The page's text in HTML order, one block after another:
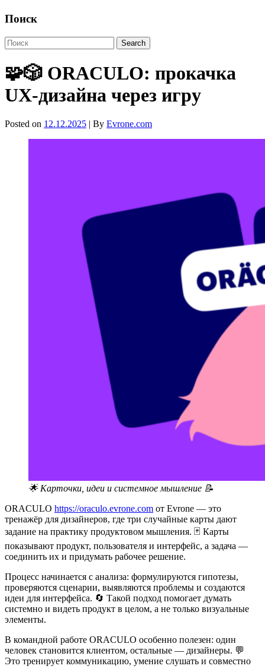
Поиск
🧩🎲 ORACULO: прокачка
UX-дизайна через игру
Posted on 12.12.2025 | By Evrone.com
🌟 Карточки, идеи и системное мышление 📝
ORACULO https://oraculo.evrone.com от Evrone — это
тренажёр для дизайнеров, где три случайные карты дают
задание на практику продуктовом мышления. 🃏 Карты
показывают продукт, пользователя и интерфейс, а задача —
соединить их и придумать рабочее решение.
Процесс начинается с анализа: формулируются гипотезы,
проверяются сценарии, выявляются проблемы и создаются
идеи для интерфейса. 🔄 Такой подход помогает думать
системно и видеть продукт в целом, а не только визуальные
элементы.
В командной работе ORACULO особенно полезен: один
человек становится клиентом, остальные — дизайнеры. 💬
Это тренирует коммуникацию, умение слушать и совместно